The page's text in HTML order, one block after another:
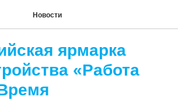
Новости
ярмарка
«Работа